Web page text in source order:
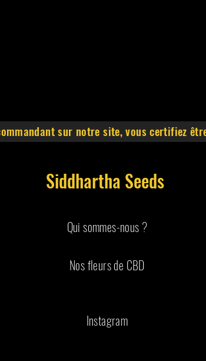
sur notre site, vous certifiez
Siddhartha Seeds
Qui sommes-nous ?
Nos fleurs de CBD
Instagram